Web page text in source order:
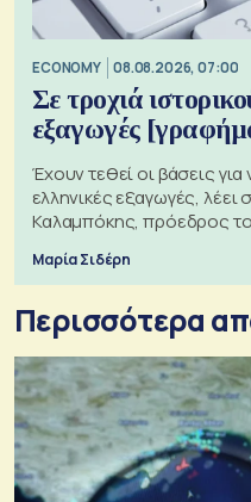
ECONOMY 08.08.2026, 07:00
Σε τροχιά
εξαγωγές
Έχουν τεθεί οι βάσεις
ελληνικές εξαγωγές, λέει
Καλαμπόκης, πρόεδρος
Μαρία Σιδέρη
Περισσότερα